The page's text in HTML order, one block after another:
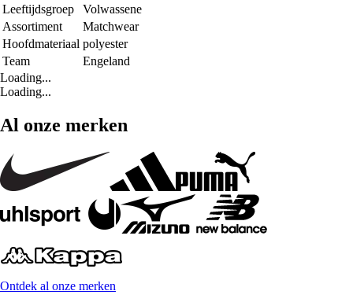
Leeftijdsgroep
Volwassene
Assortiment
Matchwear
Hoofdmateriaal polyester
Team
Engeland
Loading...
Loading...
Al onze merken
Ontdek al onze merken